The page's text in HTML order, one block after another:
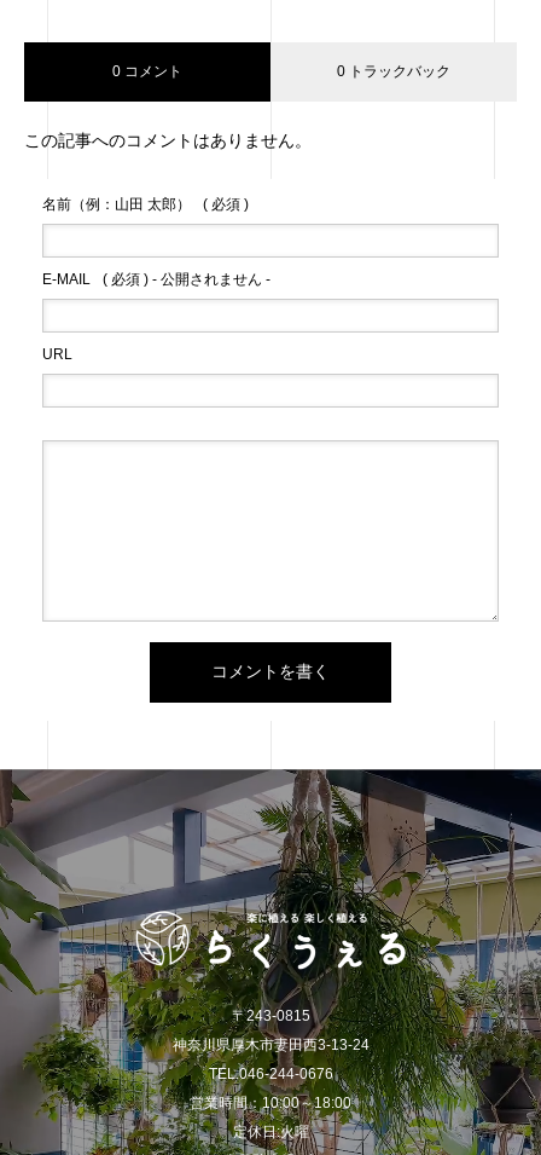
0 コメント 0 トラックバック
この記事へのコメントはありません。
名前（例：山田 太郎） ( 必須 )
E-MAIL ( 必須 ) - 公開されません -
URL
〒243-0815
神奈川県厚木市妻田西3-13-24
TEL.046-244-0676
営業時間：10:00～18:00
定休日:火曜